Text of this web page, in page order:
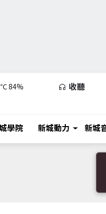
84% 收聽
學院 新城動力 新城